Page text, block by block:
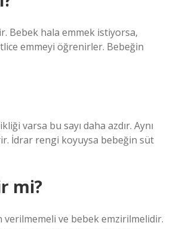
Bebek hala emmek istiyorsa,
emmeyi öğrenirler. Bebeğin
varsa bu sayı daha azdır. Aynı
İdrar rengi koyuysa bebeğin süt
mi?
ve bebek emzirilmelidir.